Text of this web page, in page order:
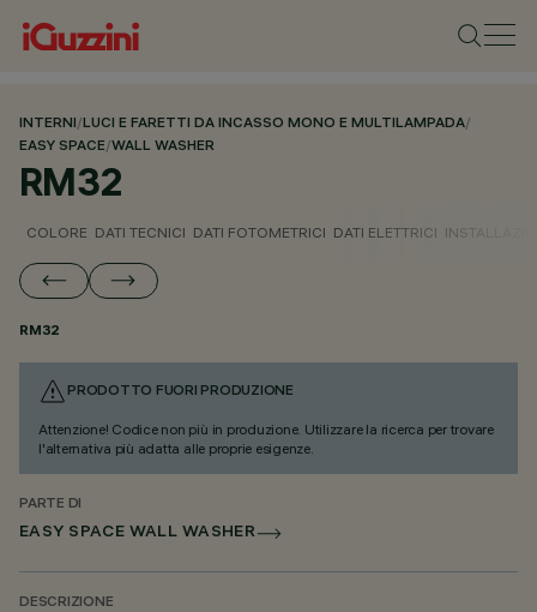
INTERNI/LUCI E FARETTI DA INCASSO MONO E MULTILAMPADA/
EASY SPACE/WALL WASHER
RM32
COLORE DATI TECNICI DATI FOTOMETRICI DATI ELETTRICI
RM32
PRODOTTO FUORI PRODUZIONE
Attenzione! Codice non più in produzione. Utilizzare la ricerca per trovare
l'alternativa più adatta alle proprie esigenze.
PARTE DI
EASY SPACE WALL WASHER
DESCRIZIONE